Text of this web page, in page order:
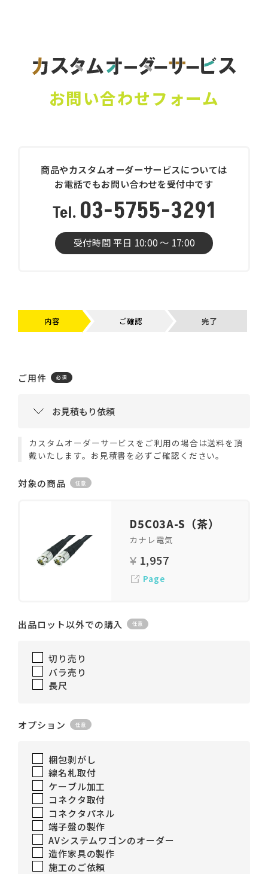
お問い合わせフォーム
商品やカスタムオーダーサービスについては
お電話でもお問い合わせを受付中です
03-5755-3291
受付時間 平日 10:00 〜 17:00
内容 ご確認 完了
ご用件
カスタムオーダーサービスをご利用の場合は送料を頂
戴いたします。お見積書を必ずご確認ください。
対象の商品
D5C03A-S（茶）
カナレ電気
1,957
Page
出品ロット以外での購入
切り売り
バラ売り
長尺
オプション
梱包剥がし
線名札取付
ケーブル加工
コネクタ取付
コネクタパネル
端子盤の製作
AVシステムワゴンのオーダー
造作家具の製作
施工のご依頼